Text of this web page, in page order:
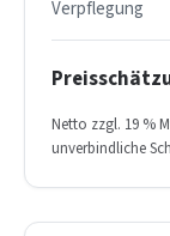
Verpflegung
Netto zzgl. 19 %
unverbindliche